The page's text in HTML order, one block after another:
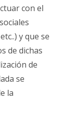
con el
y que se
de dichas
de
se
la